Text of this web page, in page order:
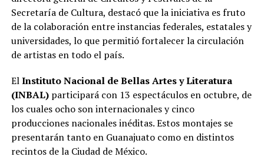
Secretaría de Cultura, destacó que la iniciativa es fruto
de la colaboración entre instancias federales, estatales y
universidades, lo que permitió fortalecer la circulación
de artistas en todo el país.
ElInstituto Nacional de Bellas Artes y Literatura
(INBAL)participará con 13 espectáculos en octubre, de
los cuales ocho son internacionales y cinco
producciones nacionales inéditas. Estos montajes se
presentarán tanto en Guanajuato como en distintos
recintos de la Ciudad de México.